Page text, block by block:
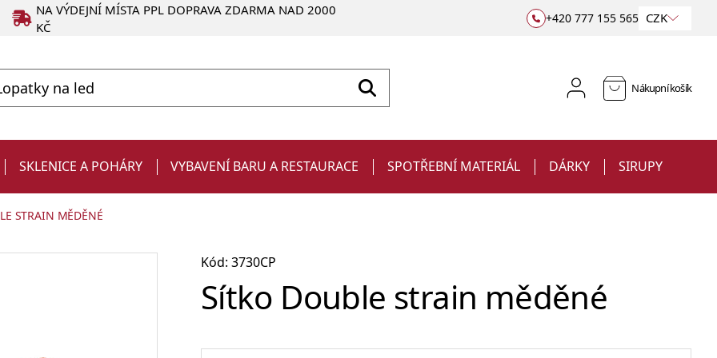
NA VÝDEJNÍ MÍSTA PPL DOPRAVA ZDARMA NAD 2000
KČ
+420 777 155 565 CZK
Nákupní košík
Jiggery a odměrky
SKLENICE A POHÁRY
na víno
VYBAVENÍ BARU A RESTAURACE
Chladiče na víno a zásobníky Barové podložky a rohože
SPOTŘEBNÍ MATERIÁL
Ubrousky
DÁRKY
Sklenice s potiskem
SIRUPY
STRAIN MĚDĚNÉ
Kód: 3730CP
Sítko Double strain měděné